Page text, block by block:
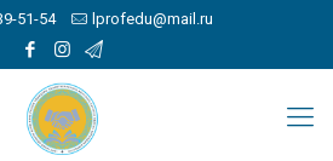
51-54 lprofedu@mail.ru